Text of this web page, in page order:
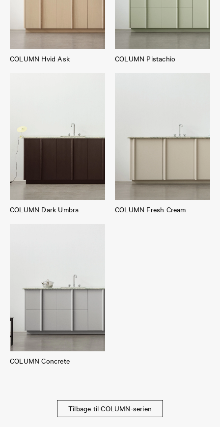
COLUMN Hvid Ask COLUMN Pistachio
COLUMN Dark Umbra COLUMN Fresh Cream
COLUMN Concrete
Tilbage til COLUMN-serien